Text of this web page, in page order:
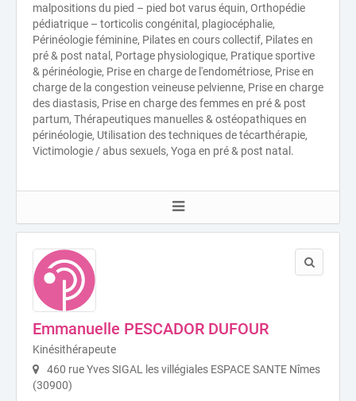
malpositions du pied – pied bot varus équin, Orthopédie
pédiatrique – torticolis congénital, plagiocéphalie,
Périnéologie féminine, Pilates en cours collectif, Pilates en
pré & post natal, Portage physiologique, Pratique sportive
& périnéologie, Prise en charge de l'endométriose, Prise en
charge de la congestion veineuse pelvienne, Prise en charge
des diastasis, Prise en charge des femmes en pré & post
partum, Thérapeutiques manuelles & ostéopathiques en
périnéologie, Utilisation des techniques de técarthérapie,
Victimologie / abus sexuels, Yoga en pré & post natal.
Emmanuelle PESCADOR DUFOUR
Kinésithérapeute
460 rue Yves SIGAL les villégiales ESPACE SANTE Nîmes
(30900)